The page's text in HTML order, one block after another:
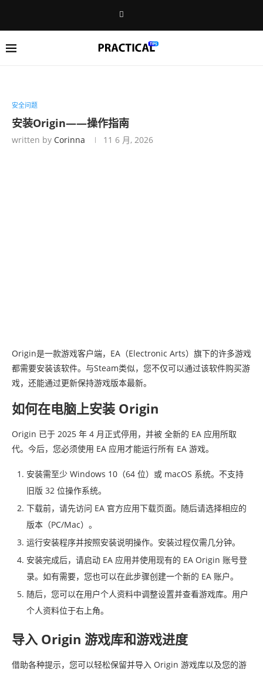
安全问题
安装Origin——操作指南
written by Corinna 11 6 月, 2026
Origin是一款游戏客户端，EA（Electronic Arts）旗下的许多游戏
都需要安装该软件。与Steam类似，您不仅可以通过该软件购买游
戏，还能通过更新保持游戏版本最新。
如何在电脑上安装 Origin
Origin 已于 2025 年 4 月正式停用，并被 全新的 EA 应用所取
代。今后，您必须使用 EA 应用才能运行所有 EA 游戏。
安装需至少 Windows 10（64 位）或 macOS 系统。不支持
旧版 32 位操作系统。
下载前，请先访问 EA 官方应用下载页面。随后请选择相应的
版本（PC/Mac）。
运行安装程序并按照安装说明操作。安装过程仅需几分钟。
安装完成后，请启动 EA 应用并使用现有的 EA Origin 账号登
录。如有需要，您也可以在此步骤创建一个新的 EA 账户。
随后，您可以在用户个人资料中调整设置并查看游戏库。用户
个人资料位于右上角。
导入 Origin 游戏库和游戏进度
借助各种提示，您可以轻松保留并导入 Origin 游戏库以及您的游